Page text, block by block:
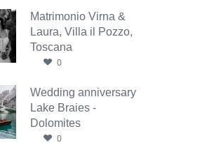
Matrimonio Virna &
Laura, Villa il Pozzo,
Toscana
0
Wedding anniversary
Lake Braies -
Dolomites
0